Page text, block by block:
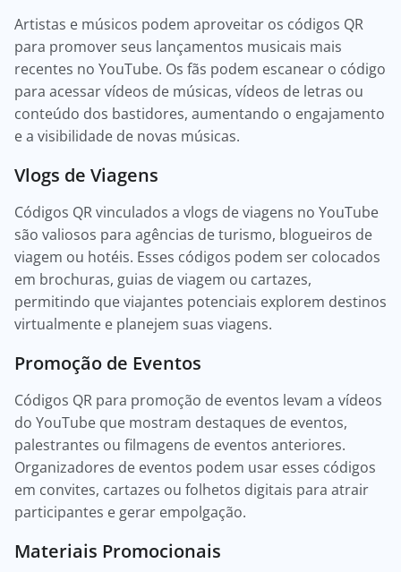
Artistas e músicos podem aproveitar os códigos QR
para promover seus lançamentos musicais mais
recentes no YouTube. Os fãs podem escanear o código
para acessar vídeos de músicas, vídeos de letras ou
conteúdo dos bastidores, aumentando o engajamento
e a visibilidade de novas músicas.
Vlogs de Viagens
Códigos QR vinculados a vlogs de viagens no YouTube
são valiosos para agências de turismo, blogueiros de
viagem ou hotéis. Esses códigos podem ser colocados
em brochuras, guias de viagem ou cartazes,
permitindo que viajantes potenciais explorem destinos
virtualmente e planejem suas viagens.
Promoção de Eventos
Códigos QR para promoção de eventos levam a vídeos
do YouTube que mostram destaques de eventos,
palestrantes ou filmagens de eventos anteriores.
Organizadores de eventos podem usar esses códigos
em convites, cartazes ou folhetos digitais para atrair
participantes e gerar empolgação.
Materiais Promocionais